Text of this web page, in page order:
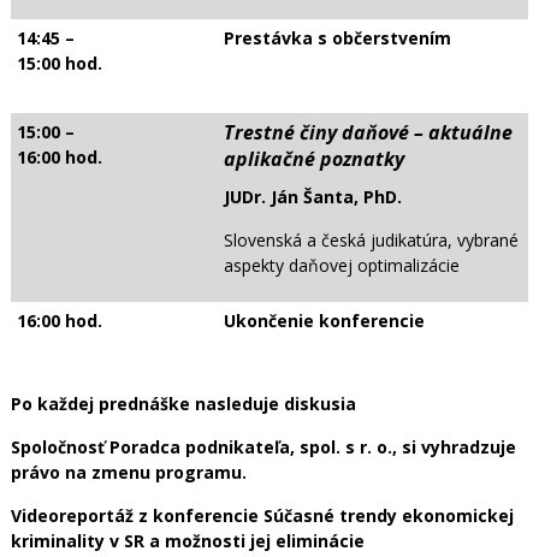
14:45 –
15:00 hod.
Prestávka s občerstvením
15:00 –
16:00 hod.
Trestné činy daňové – aktuálne
aplikačné poznatky
JUDr. Ján Šanta, PhD.
Slovenská a česká judikatúra, vybrané
aspekty daňovej optimalizácie
16:00 hod. Ukončenie konferencie
Po každej prednáške nasleduje diskusia
Spoločnosť Poradca podnikateľa, spol. s r. o., si vyhradzuje
právo na zmenu programu.
Videoreportáž z konferencie Súčasné trendy ekonomickej
kriminality v SR a možnosti jej eliminácie